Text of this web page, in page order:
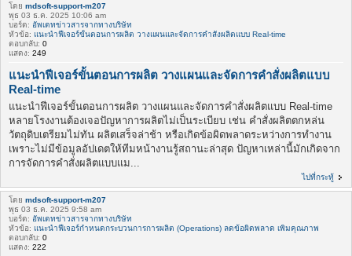
โดย mdsoft-support-m207
พุธ 03 ธ.ค. 2025 10:06 am
บอร์ด: อัพเดทข่าวสารจากทางบริษัท
หัวข้อ: แนะนำฟีเจอร์ขั้นตอนการผลิต วางแผนและจัดการคำสั่งผลิตแบบ Real-time
ตอบกลับ: 0
แสดง: 249
แนะนำฟีเจอร์ขั้นตอนการผลิต วางแผนและจัดการคำสั่งผลิตแบบ
Real-time
แนะนำฟีเจอร์ขั้นตอนการผลิต วางแผนและจัดการคำสั่งผลิตแบบ Real-time
หลายโรงงานต้องเจอปัญหาการผลิตไม่เป็นระเบียบ เช่น คำสั่งผลิตตกหล่น
วัตถุดิบเตรียมไม่ทัน ผลิตเสร็จล่าช้า หรือเกิดข้อผิดพลาดระหว่างการทำงาน
เพราะไม่มีข้อมูลอัปเดตให้ทีมหน้างานรู้สถานะล่าสุด ปัญหาเหล่านี้มักเกิดจาก
การจัดการคำสั่งผลิตแบบแม...
ไปที่กระทู้
โดย mdsoft-support-m207
พุธ 03 ธ.ค. 2025 9:58 am
บอร์ด: อัพเดทข่าวสารจากทางบริษัท
หัวข้อ: แนะนำฟีเจอร์กำหนดกระบวนการการผลิต (Operations) ลดข้อผิดพลาด เพิ่มคุณภาพ
ตอบกลับ: 0
แสดง: 222